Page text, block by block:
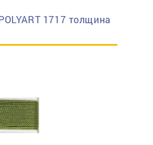
простую регистрацию
1717 толщина